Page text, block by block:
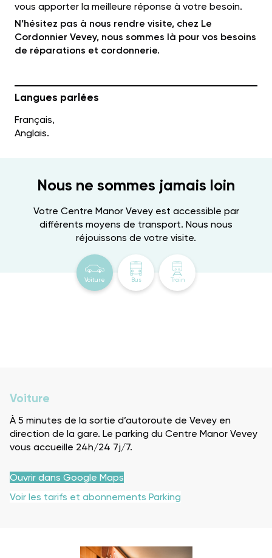
Langues parlées
Français,
Anglais.
vous apporter la meilleure réponse à votre besoin.
N’hésitez pas à nous rendre visite, chez Le
Cordonnier Vevey, nous sommes là pour vos besoins
de réparations et cordonnerie.
Nous ne sommes jamais loin
Votre Centre Manor Vevey est accessible par
différents moyens de transport. Nous nous
réjouissons de votre visite.
Voiture Bus Train
Voiture
À 5 minutes de la sortie d’autoroute de Vevey en
direction de la gare. Le parking du Centre Manor Vevey
vous accueille 24h/24 7j/7.
Ouvrir dans Google Maps
Voir les tarifs et abonnements Parking